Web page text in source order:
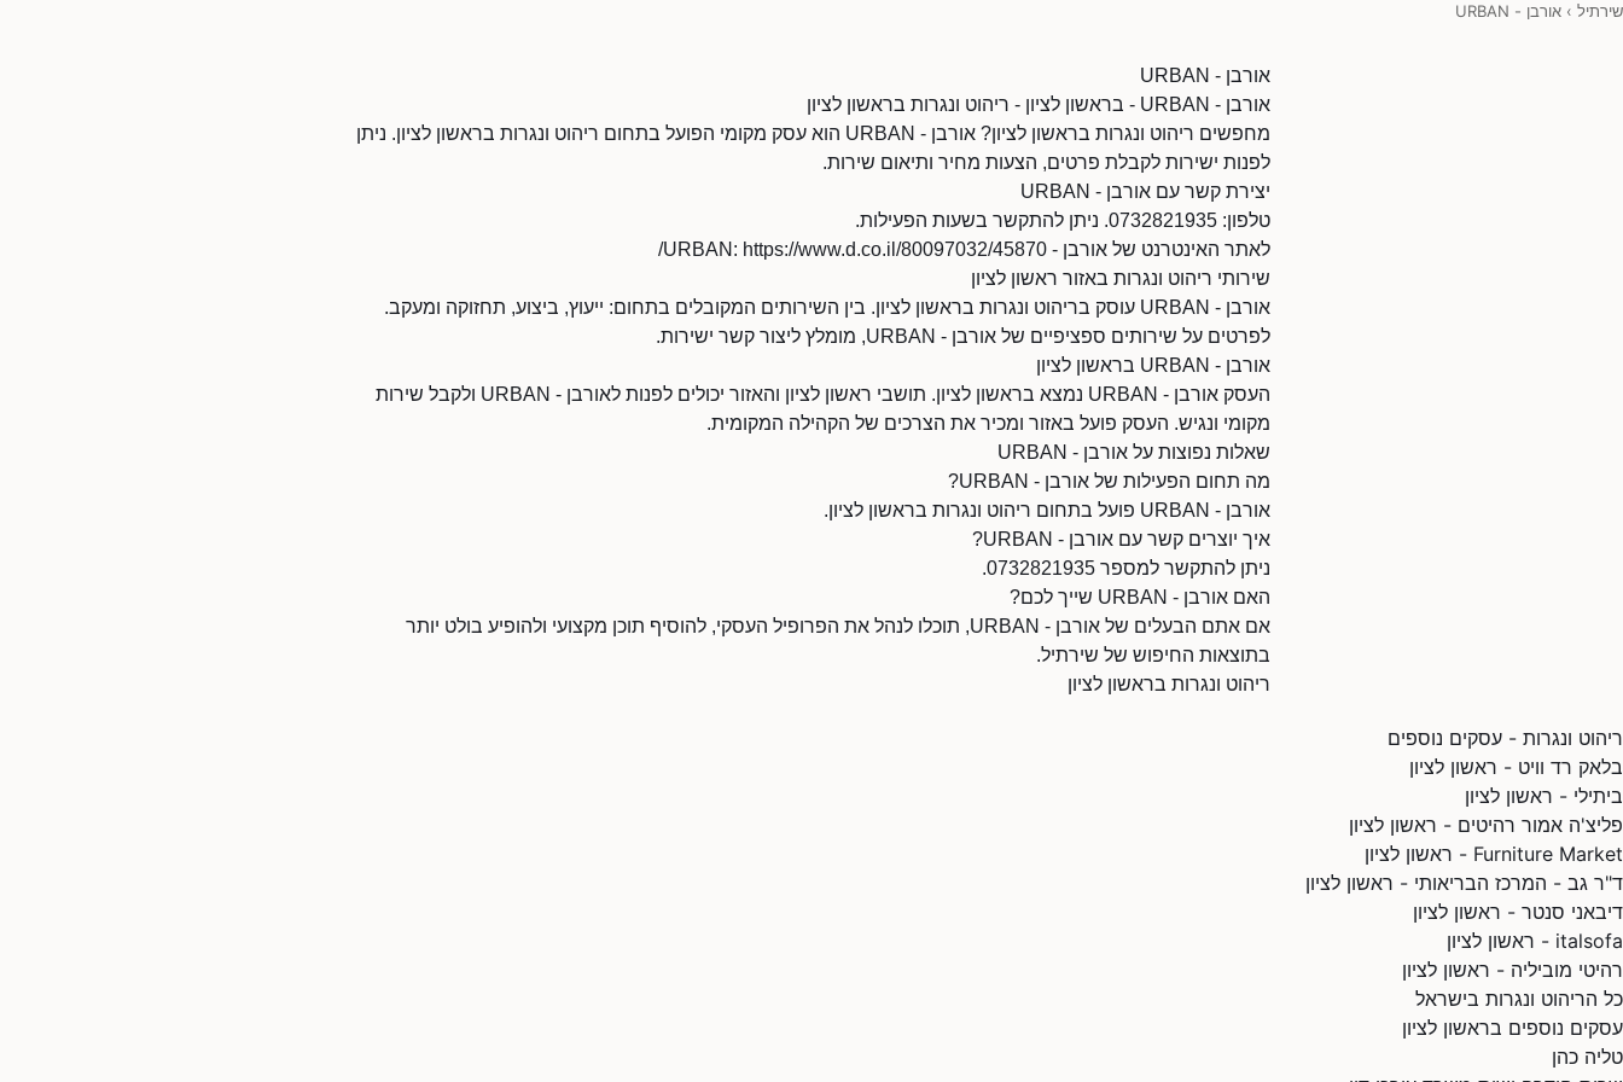
שירתיל › אורבן - URBAN
אורבן - URBAN
אורבן - URBAN - בראשון לציון - ריהוט ונגרות בראשון לציון
מחפשים ריהוט ונגרות בראשון לציון? אורבן - URBAN הוא עסק מקומי הפועל בתחום ריהוט ונגרות בראשון לציון. ניתן
לפנות ישירות לקבלת פרטים, הצעות מחיר ותיאום שירות.
יצירת קשר עם אורבן - URBAN
טלפון: 0732821935. ניתן להתקשר בשעות הפעילות.
לאתר האינטרנט של אורבן - URBAN: https://www.d.co.il/80097032/45870/
שירותי ריהוט ונגרות באזור ראשון לציון
אורבן - URBAN עוסק בריהוט ונגרות בראשון לציון. בין השירותים המקובלים בתחום: ייעוץ, ביצוע, תחזוקה ומעקב.
לפרטים על שירותים ספציפיים של אורבן - URBAN, מומלץ ליצור קשר ישירות.
אורבן - URBAN בראשון לציון
העסק אורבן - URBAN נמצא בראשון לציון. תושבי ראשון לציון והאזור יכולים לפנות לאורבן - URBAN ולקבל שירות
מקומי ונגיש. העסק פועל באזור ומכיר את הצרכים של הקהילה המקומית.
שאלות נפוצות על אורבן - URBAN
מה תחום הפעילות של אורבן - URBAN?
אורבן - URBAN פועל בתחום ריהוט ונגרות בראשון לציון.
איך יוצרים קשר עם אורבן - URBAN?
ניתן להתקשר למספר 0732821935.
האם אורבן - URBAN שייך לכם?
אם אתם הבעלים של אורבן - URBAN, תוכלו לנהל את הפרופיל העסקי, להוסיף תוכן מקצועי ולהופיע בולט יותר
בתוצאות החיפוש של שירתיל.
ריהוט ונגרות בראשון לציון
ריהוט ונגרות - עסקים נוספים
בלאק רד וויט - ראשון לציון
ביתילי - ראשון לציון
פליצ'ה אמור רהיטים - ראשון לציון
Furniture Market - ראשון לציון
ד"ר גב - המרכז הבריאותי - ראשון לציון
דיבאני סנטר - ראשון לציון
italsofa - ראשון לציון
רהיטי מוביליה - ראשון לציון
כל הריהוט ונגרות בישראל
עסקים נוספים בראשון לציון
טליה כהן